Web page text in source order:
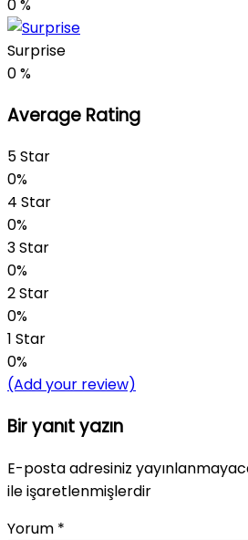
0%
Surprise
0%
Average Rating
5 Star
0%
4 Star
0%
3 Star
0%
2 Star
0%
1 Star
0%
(Add your review)
Bir yanıt yazın
E-posta adresiniz
ile işaretlenmişlerdir
Yorum *